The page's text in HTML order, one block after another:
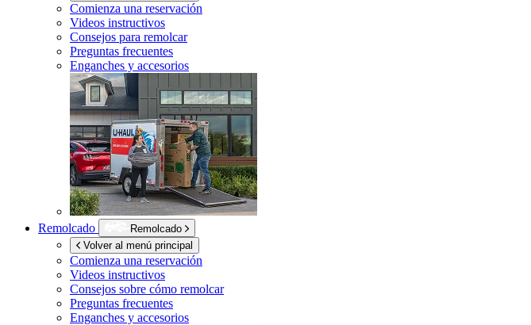
Comienza una reservación
Videos instructivos
Consejos para remolcar
Preguntas frecuentes
Enganches y accesorios
Remolcado
Remolcado
Volver al menú principal
Comienza una reservación
Videos instructivos
Consejos sobre cómo remolcar
Preguntas frecuentes
Enganches y accesorios